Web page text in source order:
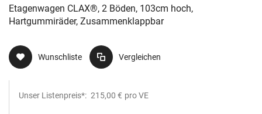
Etagenwagen CLAX®, 2 Böden, 103cm hoch,
Hartgummiräder, Zusammenklappbar
Wunschliste Vergleichen
Unser Listenpreis*: 215,00 € pro VE